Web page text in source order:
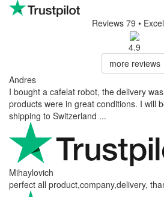
Reviews 79 •
4.9
more reviews
Andres
I bought a cafelat robot, the delivery
products were in great conditions. I will
shipping to Switzerland ...
Mihaylovich
perfect all product,company,delivery,